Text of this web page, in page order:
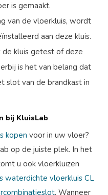
is gemaakt.
van de vloerkluis, wordt
aan deze kluis.
kluis getest of deze
is het van belang dat
slot van de brandkast in
bij KluisLab
kopen voor in uw vloer?
op de juiste plek. In het
u ook vloerkluizen
waterdichte vloerkluis CL
. Wanneer